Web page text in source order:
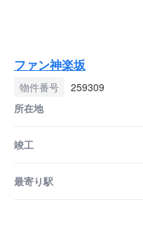
ファン神楽坂
物件番号
259309
所在地
竣工
最寄り駅